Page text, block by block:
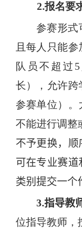
2.报名要
参赛形式
且每人只能
队员不超过 5
长），允许跨
参赛单位）。
不能进行调整
不予更换，
可在专业赛
类别提交一个
3.指导教
位指导教师，